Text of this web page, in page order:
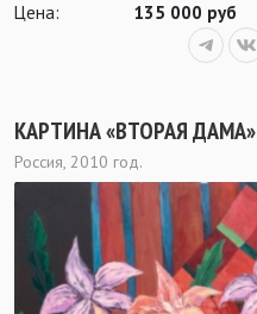
Цена:
135 000 руб
КАРТИНА «ВТОРАЯ ДАМА»
Россия, 2010 год.